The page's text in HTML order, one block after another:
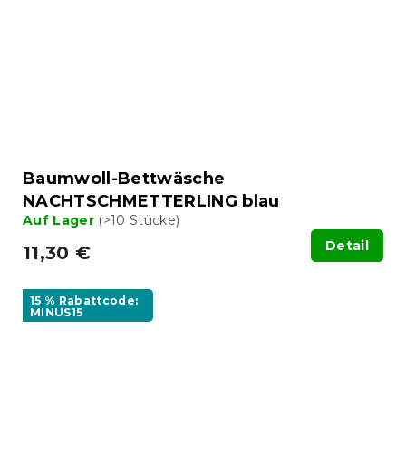
Baumwoll-Bettwäsche
NACHTSCHMETTERLING blau
Auf Lager (>10 Stücke)
11,30 € Detail
15 % Rabattcode:
MINUS15